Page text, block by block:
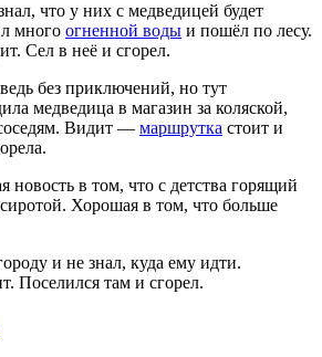
что у них с медведицей будет
много огненной воды и пошёл по лесу.
Сел в неё и сгорел.
без приключений, но тут
медведица в магазин за коляской,
Видит — маршрутка стоит и
новость в том, что с детства горящий
Хорошая в том, что больше
и не знал, куда ему идти.
Поселился там и сгорел.